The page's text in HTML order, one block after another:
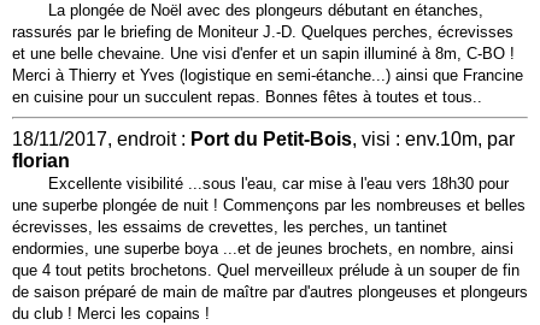
La plongée de Noël avec des plongeurs débutant en étanches,
rassurés par le briefing de Moniteur J.-D. Quelques perches, écrevisses
et une belle chevaine. Une visi d'enfer et un sapin illuminé à 8m, C-BO !
Merci à Thierry et Yves (logistique en semi-étanche...) ainsi que Francine
en cuisine pour un succulent repas. Bonnes fêtes à toutes et tous..
18/11/2017, endroit : Port du Petit-Bois, visi : env.10m, par
florian
Excellente visibilité ...sous l'eau, car mise à l'eau vers 18h30 pour
une superbe plongée de nuit ! Commençons par les nombreuses et belles
écrevisses, les essaims de crevettes, les perches, un tantinet
endormies, une superbe boya ...et de jeunes brochets, en nombre, ainsi
que 4 tout petits brochetons. Quel merveilleux prélude à un souper de fin
de saison préparé de main de maître par d'autres plongeuses et plongeurs
du club ! Merci les copains !